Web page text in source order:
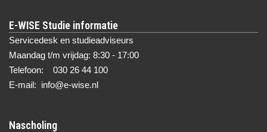
E-WISE Studie informatie
Servicedesk en studieadviseurs
Maandag t/m vrijdag: 8:30 - 17:00
Telefoon: 030 26 44 100
E-mail: info@e-wise.nl
Nascholing